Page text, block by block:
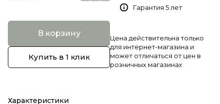
В корзину
Купить в 1 клик
Характеристики
Гарантия 5 лет
Цена действительна только
для интернет-магазина и
может отличаться от цен в
розничных магазинах